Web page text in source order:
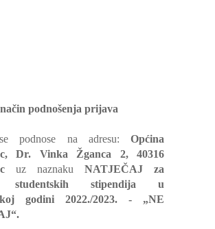
podnošenja prijava
podnose na adresu: Općina
Dr. Vinka Žganca 2, 40316
uz naznaku NATJEČAJ za
studentskih stipendija u
godini 2022./2023. - „NE